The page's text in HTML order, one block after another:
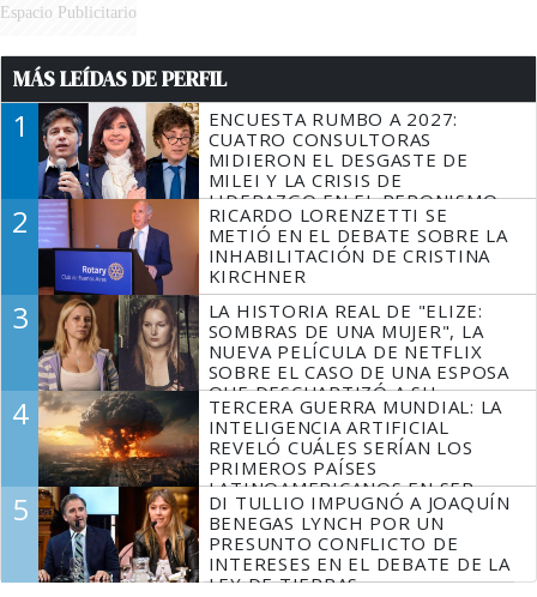
Espacio Publicitario
MÁS LEÍDAS DE PERFIL
1
ENCUESTA RUMBO A 2027:
CUATRO CONSULTORAS
MIDIERON EL DESGASTE DE
MILEI Y LA CRISIS DE
LIDERAZGO EN EL PERONISMO
2
RICARDO LORENZETTI SE
METIÓ EN EL DEBATE SOBRE LA
INHABILITACIÓN DE CRISTINA
KIRCHNER
3
LA HISTORIA REAL DE "ELIZE:
SOMBRAS DE UNA MUJER", LA
NUEVA PELÍCULA DE NETFLIX
SOBRE EL CASO DE UNA ESPOSA
QUE DESCUARTIZÓ A SU
MARIDO
4
TERCERA GUERRA MUNDIAL: LA
INTELIGENCIA ARTIFICIAL
REVELÓ CUÁLES SERÍAN LOS
PRIMEROS PAÍSES
LATINOAMERICANOS EN SER
DERROTADOS
5
DI TULLIO IMPUGNÓ A JOAQUÍN
BENEGAS LYNCH POR UN
PRESUNTO CONFLICTO DE
INTERESES EN EL DEBATE DE LA
LEY DE TIERRAS